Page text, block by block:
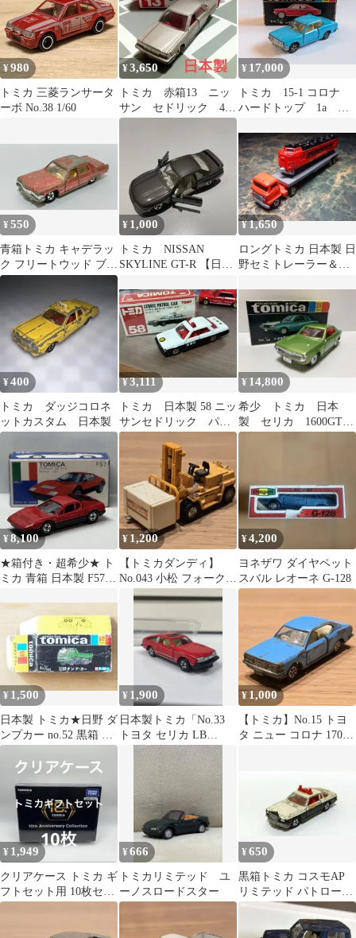
¥980
トミカ 三菱ランサータ
ーボ No.38 1/60
¥3,650
トミカ 赤箱13 ニッ
サン セドリック 4ド
アハードトップ 銅
¥ 17,000
トミカ 15-1 コロナ
ハードトップ 1a ホ
¥550
青箱トミカ キャデラッ
ク フリートウッド ブロ
ーアム
¥ 1,000
トミカ NISSAN
SKYLINE GT-R 【日本
¥1,650
ロングトミカ 日本製 日
野セミトレーラー＆日
¥400
トミカ ダッジコロネ
ットカスタム 日本製
¥3,111
トミカ 日本製 58 ニッ
サンセドリック パト
ロールカー
¥ 14,800
希少 トミカ 日本
製 セリカ 1600GT
1Fホイール
¥8,100
★箱付き・超希少★ ト
ミカ 青箱 日本製 F57
¥ 1,200
【トミカダンディ】
No.043 小松 フォークリ
フト FD50 日本製
¥4,200
ヨネザワ ダイヤペット
スバル レオーネ G-128
¥ 1,500
日本製 トミカ★日野 ダ
ンプカー no.52 黒箱 空
箱 ミニカー
¥ 1,900
日本製トミカ「No.33
トヨタ セリカ LB
2000GT」
¥ 1,000
【トミカ】No.15 トヨ
タ ニュー コロナ 1700
¥ 1,949
クリアケース トミカ ギ
フトセット用 10枚セッ
ト 日本製
¥666
トミカリミテッド ユ
ーノスロードスター
¥650
黒箱トミカ コスモAP
リミテッド パトロール